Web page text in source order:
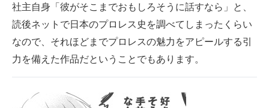
社主自身「彼がそこまでおもしろそうに話すなら」と、
読後ネットで日本のプロレス史を調べてしまったくらい
なので、それほどまでプロレスの魅力をアピールする引
力を備えた作品だということでもあります。